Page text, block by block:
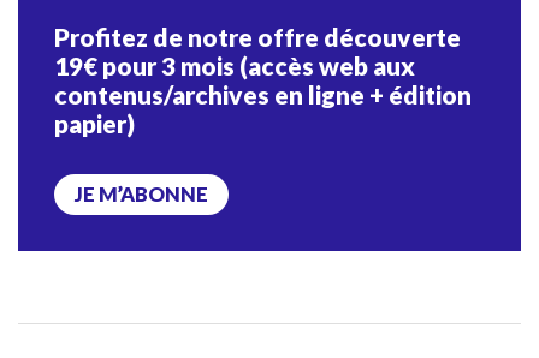
Profitez de notre offre découverte
19€ pour 3 mois (accès web aux
contenus/archives en ligne + édition
papier)
JE M’ABONNE